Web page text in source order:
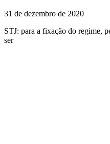
31 de dezembro de 2020
STJ: para a fixação do regime,
ser